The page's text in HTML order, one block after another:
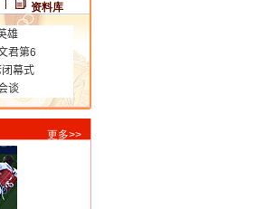
资料库
更多>>